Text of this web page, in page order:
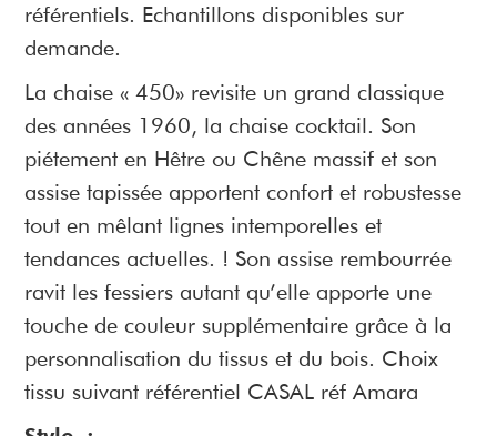
référentiels. Echantillons disponibles sur
demande.
La chaise « 450» revisite un grand classique
des années 1960, la chaise cocktail. Son
piétement en Hêtre ou Chêne massif et son
assise tapissée apportent confort et robustesse
tout en mêlant lignes intemporelles et
tendances actuelles. ! Son assise rembourrée
ravit les fessiers autant qu’elle apporte une
touche de couleur supplémentaire grâce à la
personnalisation du tissus et du bois. Choix
tissu suivant référentiel CASAL réf Amara